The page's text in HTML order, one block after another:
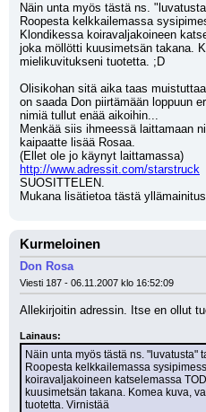
Näin unta myös tästä ns.
Roopesta kelkkailemassa
Klondikessa koiravaljakoineen
joka möllötti kuusimetsän takana.
mielikuvitukseni tuotetta. ;D
Olisikohan sitä aika taas
on saada Don piirtämään loppuun
nimiä tullut enää aikoihin...
Menkää siis ihmeessä laittamaan
kaipaatte lisää Rosaa.
(Ellet ole jo käynyt laittamassa)
http://www.adressit.com/starstruck
SUOSITTELEN.
Mukana lisätietoa tästä
Kurmeloinen
Don Rosa
Viesti 187 - 06.11.2007 klo 16:52:09
Lainaus:
Näin unta myös tästä ns. "luvatusta"
Roopesta kelkkailemassa
koiravaljakoineen katselemassa
kuusimetsän takana. Komea kuva,
tuotetta. Virnistää